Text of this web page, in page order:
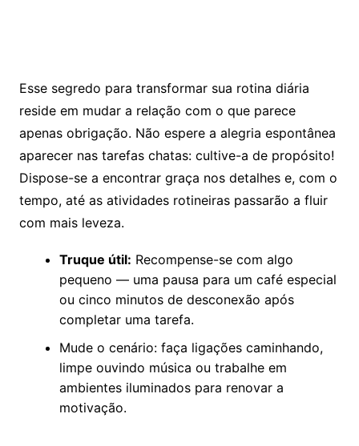
Esse segredo para transformar sua rotina diária
reside em mudar a relação com o que parece
apenas obrigação. Não espere a alegria espontânea
aparecer nas tarefas chatas: cultive-a de propósito!
Dispose-se a encontrar graça nos detalhes e, com o
tempo, até as atividades rotineiras passarão a fluir
com mais leveza.
Truque útil: Recompense-se com algo
pequeno — uma pausa para um café especial
ou cinco minutos de desconexão após
completar uma tarefa.
Mude o cenário: faça ligações caminhando,
limpe ouvindo música ou trabalhe em
ambientes iluminados para renovar a
motivação.